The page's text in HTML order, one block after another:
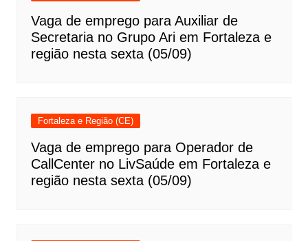
Vaga de emprego para Auxiliar de
Secretaria no Grupo Ari em Fortaleza e
região nesta sexta (05/09)
Fortaleza e Região (CE)
Vaga de emprego para Operador de
CallCenter no LivSaúde em Fortaleza e
região nesta sexta (05/09)